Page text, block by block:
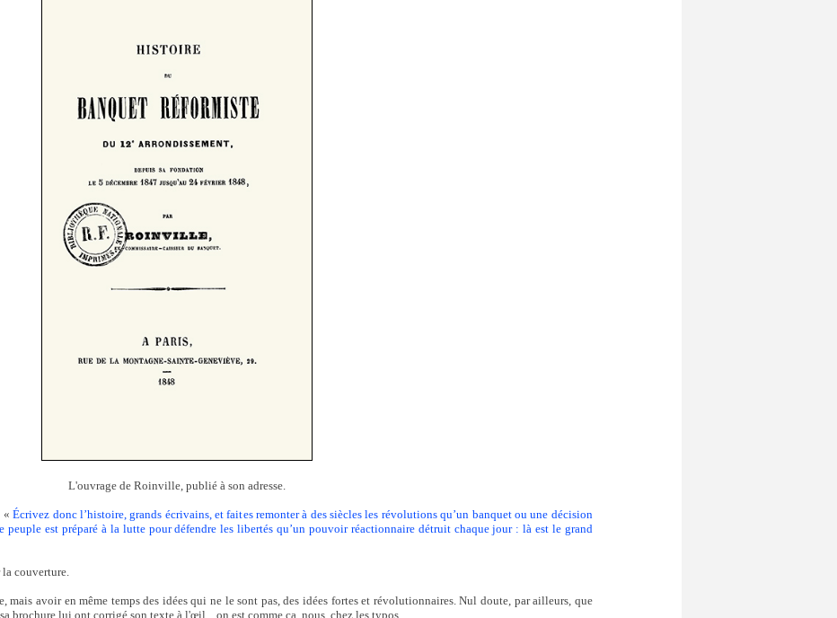
L'ouvrage de Roinville, publié à son adresse.
«Écrivez donc l’histoire, grands écrivains, et faites remonter à des siècles les révolutions qu’un banquet ou une décision
peuple est préparé à la lutte pour défendre les libertés qu’un pouvoir réactionnaire détruit chaque jour : là est le grand
couverture.
mais avoir en même temps des idées qui ne le sont pas, des idées fortes et révolutionnaires. Nul doute, par ailleurs, que
brochure lui ont corrigé son texte à l'œil... on est comme ça, nous, chez les typos...